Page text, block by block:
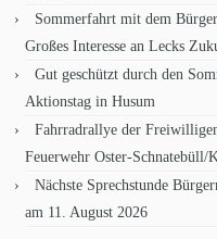
Sommerfahrt mit dem
Großes Interesse an Lecks
Gut geschützt durch den
Aktionstag in Husum
Fahrradrallye der
Feuerwehr Oster-Schnatebüll/
Nächste Sprechstunde
am 11. August 2026